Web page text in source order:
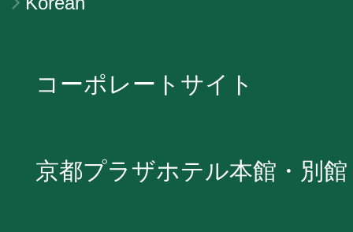
コーポレートサイト
京都プラザホテル本館・別館